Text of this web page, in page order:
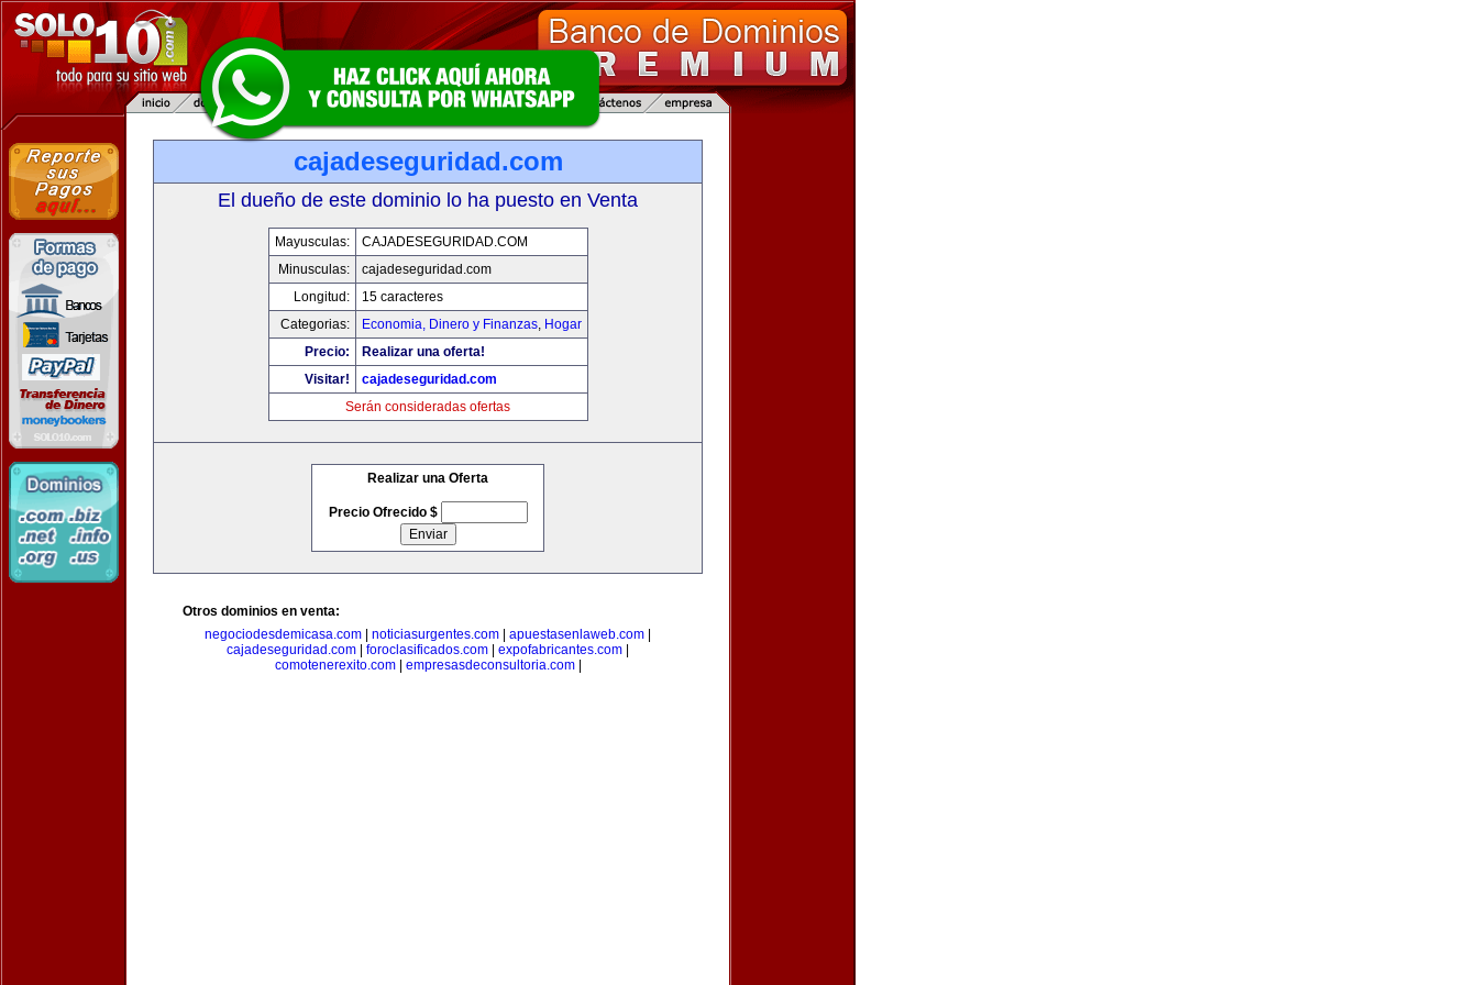
cajadeseguridad.com
El dueño de este dominio lo ha puesto en Venta
Mayusculas:
CAJADESEGURIDAD.COM
Minusculas:
cajadeseguridad.com
Longitud:
15 caracteres
Categorias:
Economia, Dinero y Finanzas, Hogar
Precio:
Realizar una oferta!
Visitar!
cajadeseguridad.com
Serán consideradas ofertas
Realizar una Oferta
Precio Ofrecido $
Otros dominios en venta:
negociodesdemicasa.com
noticiasurgentes.com apuestasenlaweb.com
cajadeseguridad.com
foroclasificados.com expofabricantes.com
comotenerexito.com| empresasdeconsultoria.com|